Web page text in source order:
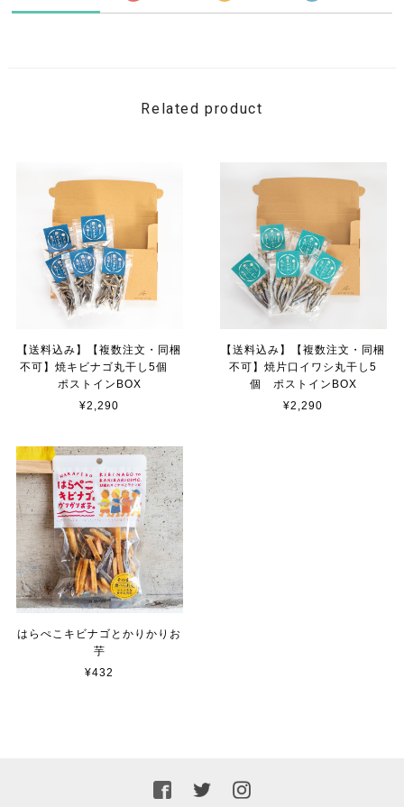
Related product
【送料込み】【複数注文・同梱
不可】焼キビナゴ丸干し5個
ポストインBOX
¥2,290
【送料込み】【複数注文・同梱
不可】焼片口イワシ丸干し5
個 ポストインBOX
¥2,290
はらぺこキビナゴとかりかりお
芋
¥432